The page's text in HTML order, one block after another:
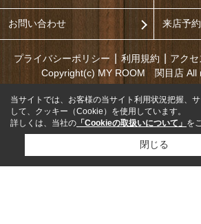
お問い合わせ 来店予約
プライバシーポリシー 利用規約 アク
Copyright(c) MY ROOM 関目店 All
当サイトでは、お客様の当サイト利用状況把握、
して、クッキー（Cookie）を使用しています。
詳しくは、当社の 「Cookieの取扱いについて」 を
閉じる